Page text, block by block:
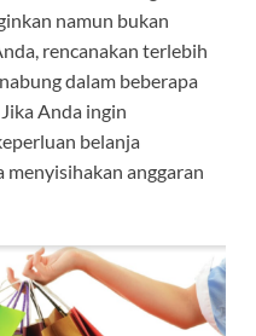
namun bukan
rencanakan terlebih
dalam beberapa
Anda ingin
belanja
menyisihakan anggaran